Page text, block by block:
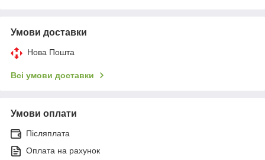
Умови доставки
Нова Пошта
Всі умови доставки
Умови оплати
Післяплата
Оплата на рахунок